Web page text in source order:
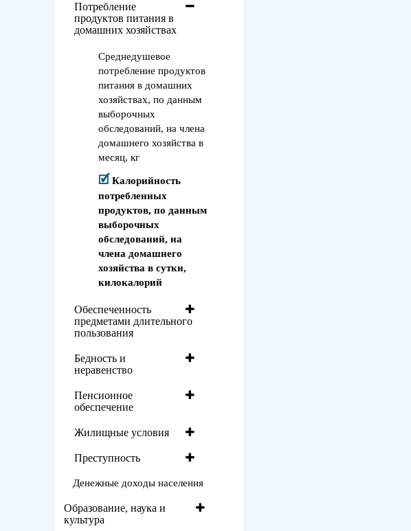
Потребление
продуктов питания в
домашних хозяйствах
Среднедушевое
потребление продуктов
питания в домашних
хозяйствах, по данным
выборочных
обследований, на члена
домашнего хозяйства в
месяц, кг
Калорийность
потребленных
продуктов, по данным
выборочных
обследований, на
члена домашнего
хозяйства в сутки,
килокалорий
Обеспеченность
предметами длительного
пользования
Бедность и
неравенство
Пенсионное
обеспечение
Жилищные условия
Преступность
Денежные доходы населения
Образование, наука и
культура